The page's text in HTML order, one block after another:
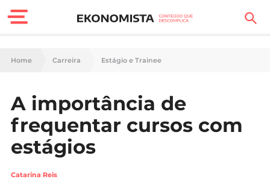
Finanças Pessoais
Carreira
Casa
Lifestyle
Home Carreira Estágio e Trainee
A importância de
frequentar cursos com
estágios
Catarina Reis